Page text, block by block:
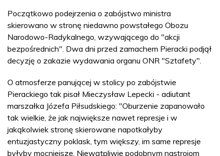
Początkowo podejrzenia o zabójstwo ministra
skierowano w stronę niedawno powstałego Obozu
Narodowo-Radykalnego, wzywającego do "akcji
bezpośrednich". Dwa dni przed zamachem Pieracki podjął
decyzję o zakazie wydawania organu ONR "Sztafety".
O atmosferze panującej w stolicy po zabójstwie
Pierackiego tak pisał Mieczysław Lepecki - adiutant
marszałka Józefa Piłsudskiego: "Oburzenie zapanowało
tak wielkie, że jak największe nawet represje i w
jakąkolwiek stronę skierowane napotkałyby
entuzjastyczny poklask, tym większy, im same represje
byłyby mocniejsze. Niewątpliwie podobnym nastrojom